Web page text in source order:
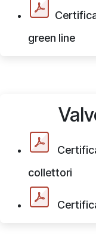
green line
collettori